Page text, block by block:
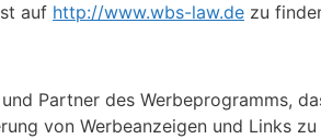
auf http://www.wbs-law.de zu
Partner des Werbeprogramms,
von Werbeanzeigen und Links